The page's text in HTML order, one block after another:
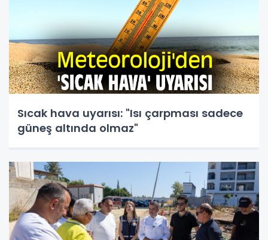
Sıcak hava uyarısı: "Isı çarpması sadece
güneş altında olmaz"